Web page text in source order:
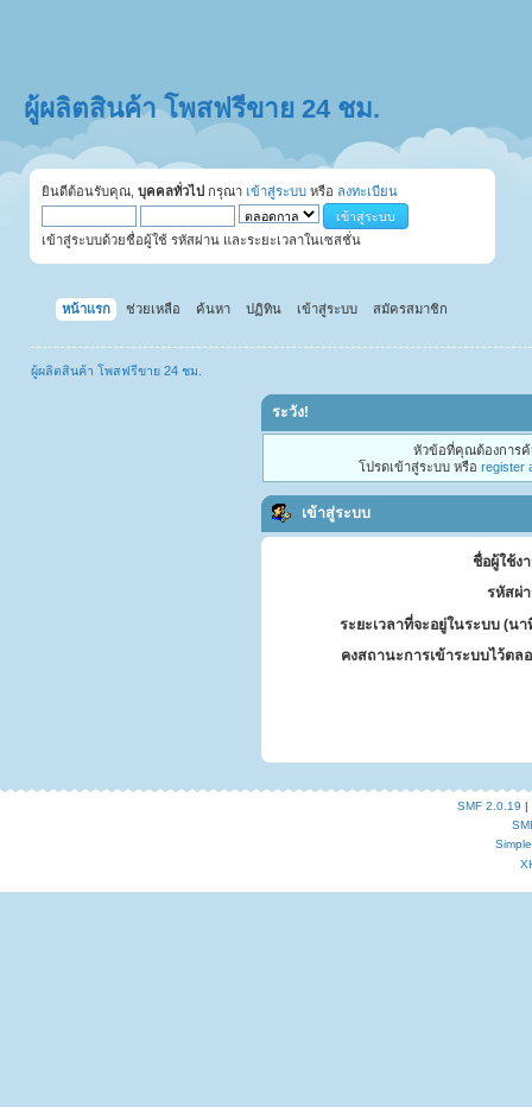
ผู้ผลิตสินค้า โพสฟรีขาย 24 ชม.
ยินดีต้อนรับคุณ, บุคคลทั่วไป กรุณา เข้าสู่ระบบ หรือ ลงทะเบียน
เข้าสู่ระบบด้วยชื่อผู้ใช้ รหัสผ่าน และระยะเวลาในเซสชั่น
หน้าแรก ช่วยเหลือ ค้นหา ปฏิทิน เข้าสู่ระบบ สมัครสมาชิก
ผู้ผลิตสินค้า โพสฟรีขาย 24 ชม.
ระวัง!
หัวข้อที่คุณต้องการ
โปรดเข้าสู่ระบบ หรือ register
เข้าสู่ระบบ
ชื่อผู้ใช้ง
รหัสผ่
ระยะเวลาที่จะอยู่ในระบบ (นา
คงสถานะการเข้าระบบไว้ตล
SMF 2.0.19 |